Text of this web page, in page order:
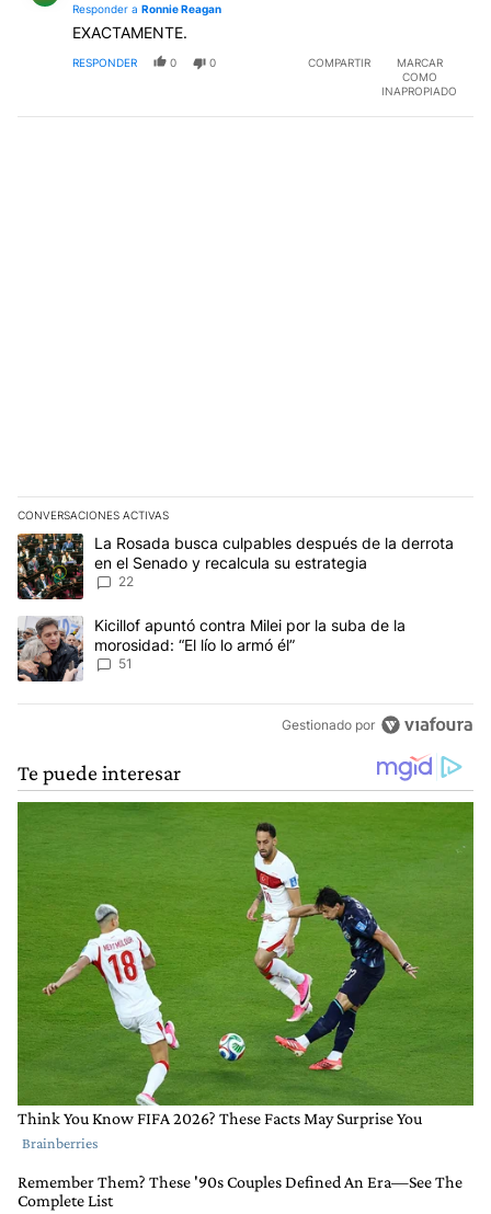
Responder a Ronnie Reagan
EXACTAMENTE.
RESPONDER 0 0 COMPARTIR
MARCAR
COMO
INAPROPIADO
CONVERSACIONES ACTIVAS
Este listado muestra los artículos con más comentarios en los
Un artículo de tendencia con el título "La Rosada busca
La Rosada busca culpables después de la derrota
en el Senado y recalcula su estrategia
22
Un artículo de tendencia con el título "Kicillof apuntó contra Milei
Kicillof apuntó contra Milei por la suba de la
morosidad: “El lío lo armó él”
51
Gestionado por